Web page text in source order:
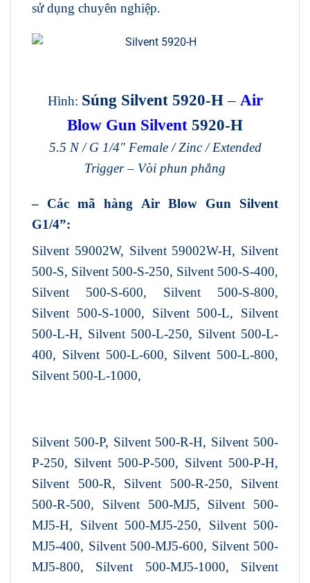
sử dụng chuyên nghiệp.
Hình: Súng Silvent 5920-H– Air
Blow Gun Silvent 5920-H
5.5 N / G 1/4″ Female / Zinc / Extended
Trigger – Vòi phun phẳng
– Các mã hàng Air Blow Gun Silvent
G1/4”:
Silvent 59002W, Silvent 59002W-H, Silvent
500-S, Silvent 500-S-250, Silvent 500-S-400,
Silvent 500-S-600, Silvent 500-S-800,
Silvent 500-S-1000, Silvent 500-L, Silvent
500-L-H, Silvent 500-L-250, Silvent 500-L-
400, Silvent 500-L-600, Silvent 500-L-800,
Silvent 500-L-1000,
Silvent 500-P, Silvent 500-R-H, Silvent 500-
P-250, Silvent 500-P-500, Silvent 500-P-H,
Silvent 500-R, Silvent 500-R-250, Silvent
500-R-500, Silvent 500-MJ5, Silvent 500-
MJ5-H, Silvent 500-MJ5-250, Silvent 500-
MJ5-400, Silvent 500-MJ5-600, Silvent 500-
MJ5-800, Silvent 500-MJ5-1000, Silvent